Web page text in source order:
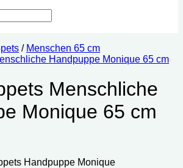
/ Menschen 65 cm
Menschliche
Monique 65 cm
Handpuppe Monique